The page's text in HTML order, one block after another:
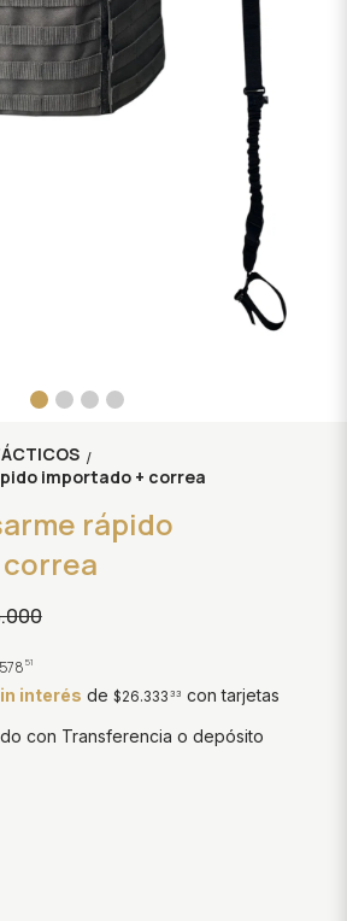
/
importado + correa
rápido
51
interés de $26.333 33 con tarjetas
con Transferencia o depósito